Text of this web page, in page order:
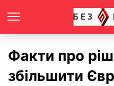
Факти про
збільшити